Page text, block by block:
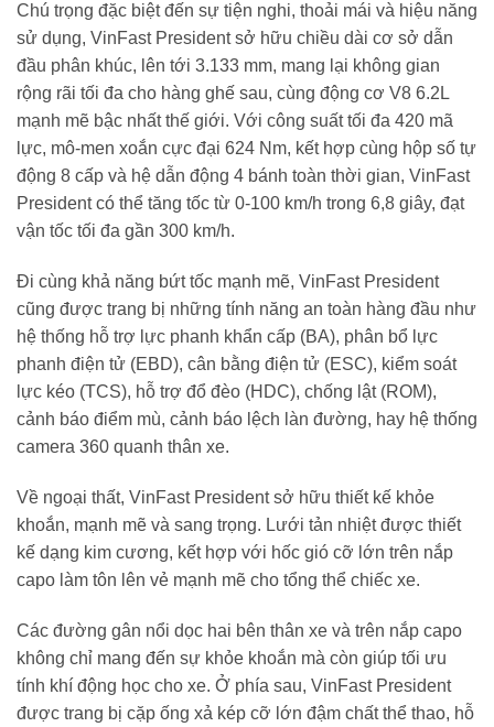
Chú trọng đặc biệt đến sự tiện nghi, thoải mái và hiệu năng
sử dụng, VinFast President sở hữu chiều dài cơ sở dẫn
đầu phân khúc, lên tới 3.133 mm, mang lại không gian
rộng rãi tối đa cho hàng ghế sau, cùng động cơ V8 6.2L
mạnh mẽ bậc nhất thế giới. Với công suất tối đa 420 mã
lực, mô-men xoắn cực đại 624 Nm, kết hợp cùng hộp số tự
động 8 cấp và hệ dẫn động 4 bánh toàn thời gian, VinFast
President có thể tăng tốc từ 0-100 km/h trong 6,8 giây, đạt
vận tốc tối đa gần 300 km/h.
Đi cùng khả năng bứt tốc mạnh mẽ, VinFast President
cũng được trang bị những tính năng an toàn hàng đầu như
hệ thống hỗ trợ lực phanh khẩn cấp (BA), phân bổ lực
phanh điện tử (EBD), cân bằng điện tử (ESC), kiểm soát
lực kéo (TCS), hỗ trợ đổ đèo (HDC), chống lật (ROM),
cảnh báo điểm mù, cảnh báo lệch làn đường, hay hệ thống
camera 360 quanh thân xe.
Về ngoại thất, VinFast President sở hữu thiết kế khỏe
khoắn, mạnh mẽ và sang trọng. Lưới tản nhiệt được thiết
kế dạng kim cương, kết hợp với hốc gió cỡ lớn trên nắp
capo làm tôn lên vẻ mạnh mẽ cho tổng thể chiếc xe.
Các đường gân nổi dọc hai bên thân xe và trên nắp capo
không chỉ mang đến sự khỏe khoắn mà còn giúp tối ưu
tính khí động học cho xe. Ở phía sau, VinFast President
được trang bị cặp ống xả kép cỡ lớn đậm chất thể thao, hỗ